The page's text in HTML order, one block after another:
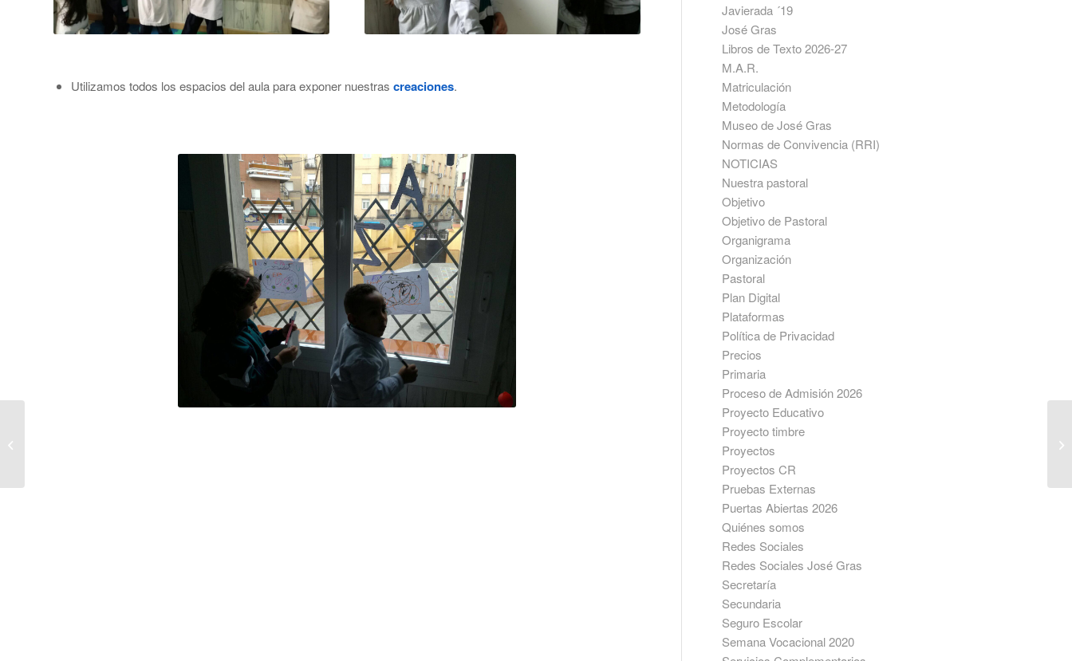
Utilizamos todos los espacios del aula para exponer nuestras creaciones.
Javierada ´19
José Gras
Libros de Texto 2026-27
M.A.R.
Matriculación
Metodología
Museo de José Gras
Normas de Convivencia (RRI)
NOTICIAS
Nuestra pastoral
Objetivo
Objetivo de Pastoral
Organigrama
Organización
Pastoral
Plan Digital
Plataformas
Política de Privacidad
Precios
Primaria
Proceso de Admisión 2026
Proyecto Educativo
Proyecto timbre
Proyectos
Proyectos CR
Pruebas Externas
Puertas Abiertas 2026
Quiénes somos
Redes Sociales
Redes Sociales José Gras
Secretaría
Secundaria
Seguro Escolar
Semana Vocacional 2020